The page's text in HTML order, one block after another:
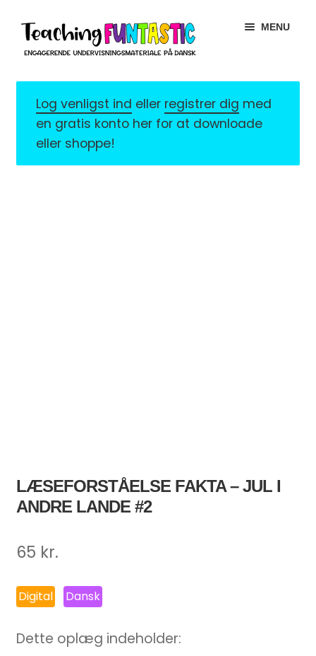
Spring
navigation
Spring
indhold
MENU
EXPAND
CHILD
MENU
MIN KONTO
GRATISMATERIALE
Log venligst ind eller registrer dig med
en gratis konto her for at downloade
eller shoppe!
LÆSEFORSTÅELSE FAKTA – JUL I
ANDRE LANDE #2
65 kr.
Digital Dansk
Dette oplæg indeholder: